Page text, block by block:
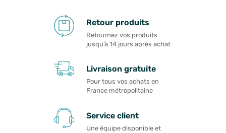
Retour produits
Retournez vos produits
jusqu’à 14 jours après achat
Livraison gratuite
Pour tous vos achats en
France métropolitaine
Service client
Une équipe disponible et